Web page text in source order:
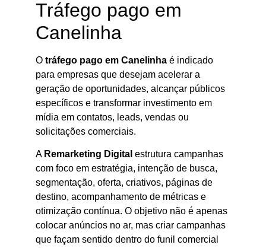
Tráfego pago em
Canelinha
O tráfego pago em Canelinha é indicado
para empresas que desejam acelerar a
geração de oportunidades, alcançar públicos
específicos e transformar investimento em
mídia em contatos, leads, vendas ou
solicitações comerciais.
A Remarketing Digital estrutura campanhas
com foco em estratégia, intenção de busca,
segmentação, oferta, criativos, páginas de
destino, acompanhamento de métricas e
otimização contínua. O objetivo não é apenas
colocar anúncios no ar, mas criar campanhas
que façam sentido dentro do funil comercial